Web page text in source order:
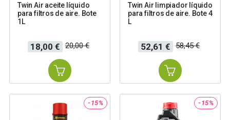
Twin Air aceite líquido
para filtros de aire. Bote
1L
Precio
18,00 €
Precio
base
20,00 €
Twin Air limpiador líquido
para filtros de aire. Bote 4
L
Precio
52,61 €
Precio
base
58,45 €
-15% -15%